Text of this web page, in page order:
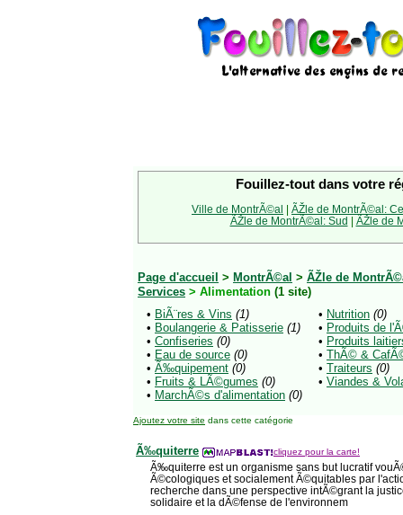
Fouillez-tout dans votre
Ville de MontrÃ©al | ÃŽle de MontrÃ©al:
ÃŽle de MontrÃ©al: Sud | ÃŽle de
Page d'accueil > MontrÃ©al > ÃŽle de
Services > Alimentation (1 site)
• BiÃ¨res & Vins (1)
• Boulangerie & Patisserie (1)
• Confiseries (0)
• Eau de source (0)
• Ã‰quipement (0)
• Fruits & LÃ©gumes (0)
• MarchÃ©s d'alimentation (0)
• Nutrition (0)
• Produits de
• Produits
• ThÃ© &
• Traiteurs (0)
• Viandes &
Ajoutez votre site dans cette catégorie
Ã‰quiterre cliquez pour la carte!
Ã‰quiterre est un organisme sans but lucratif
Ã©cologiques et socialement Ã©quitables par
recherche dans une perspective intÃ©grant la
solidaire et la dÃ©fense de l'environnem